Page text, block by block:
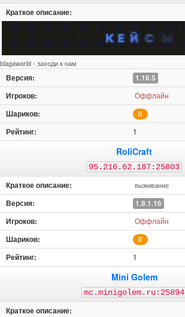
blagaworld - заходи к нам
1.16.5
Оффлайн
0
1
RoliCraft
95.216.62.187:25803
выживание
1.8.1.16
Оффлайн
0
1
Mini Golem
mc.minigolem.ru:25894